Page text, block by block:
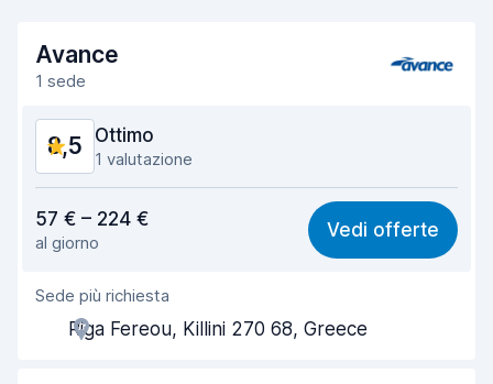
Avance
1 sede
8,5 Ottimo
1 valutazione
8,5
Facile da trovare 8,2
Gentilezza degli agenti
Rapidità del ritiro
57 € – 224 €
al giorno
Vedi offerte
Sede più richiesta
Riga Fereou, Killini 270 68, Greece